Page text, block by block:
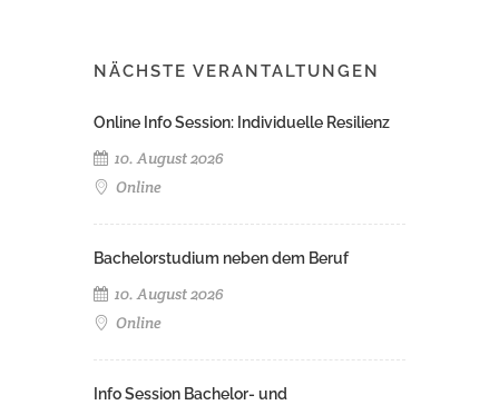
NÄCHSTE VERANTALTUNGEN
Online Info Session: Individuelle Resilienz
10. August 2026
Online
Bachelorstudium neben dem Beruf
10. August 2026
Online
Info Session Bachelor- und